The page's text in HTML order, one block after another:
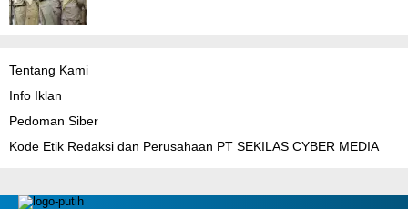
Tentang Kami
Info Iklan
Pedoman Siber
Kode Etik Redaksi dan Perusahaan PT SEKILAS CYBER MEDIA